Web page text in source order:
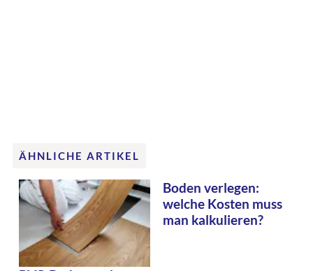
ÄHNLICHE ARTIKEL
Boden verlegen:
welche Kosten muss
man kalkulieren?